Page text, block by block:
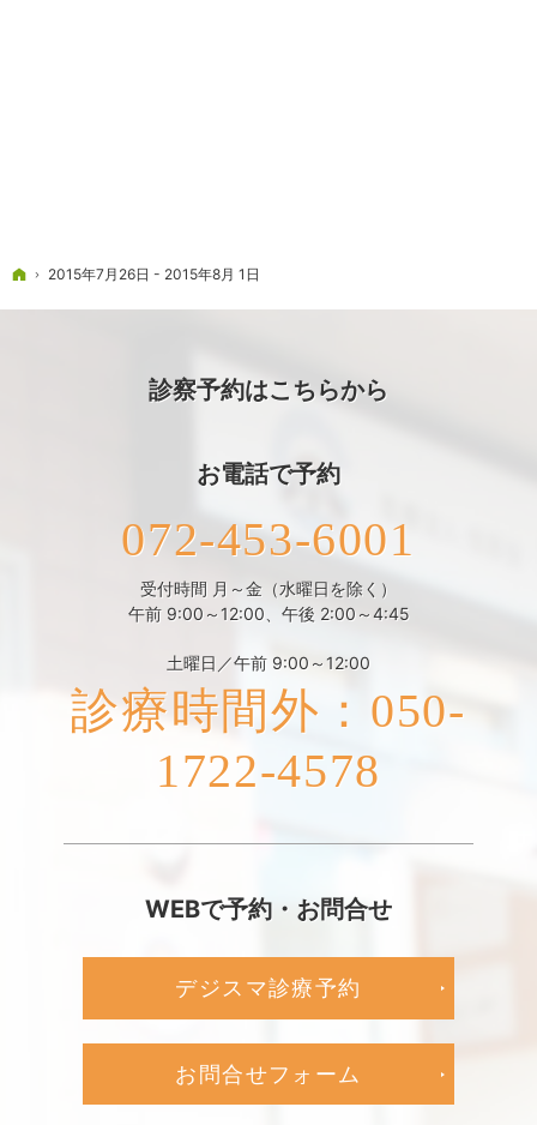
ホーム
2015年7月26日 - 2015年8月 1日
診察予約はこちらから
お電話で予約
072-453-6001
受付時間 月～金（水曜日を除く）
午前 9:00～12:00、午後 2:00～4:45
土曜日／午前 9:00～12:00
診療時間外：050-
1722-4578
WEBで予約・お問合せ
デジスマ診療予約
お問合せフォーム